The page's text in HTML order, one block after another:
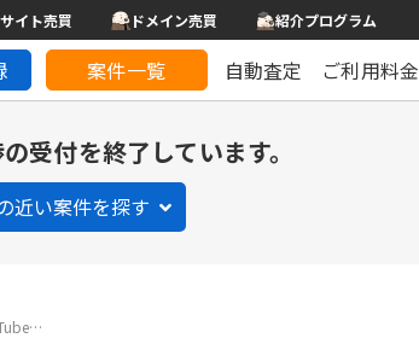
サイト売買 ドメイン売買 紹介プログラム
案件一覧 自動査定 ご利用料金
受付を終了しています。
近い案件を探す